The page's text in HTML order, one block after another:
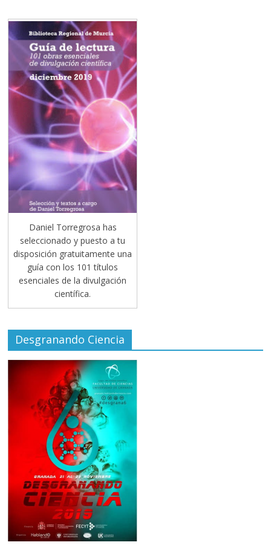
Daniel Torregrosa has
seleccionado y puesto a tu
disposición gratuitamente una
guía con los 101 títulos
esenciales de la divulgación
científica.
Desgranando Ciencia